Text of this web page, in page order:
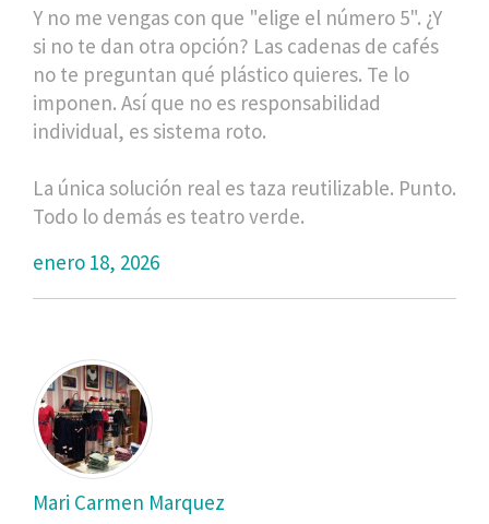
Y no me vengas con que "elige el número 5". ¿Y
si no te dan otra opción? Las cadenas de cafés
no te preguntan qué plástico quieres. Te lo
imponen. Así que no es responsabilidad
individual, es sistema roto.
La única solución real es taza reutilizable. Punto.
Todo lo demás es teatro verde.
enero 18, 2026
Mari Carmen Marquez